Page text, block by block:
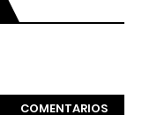
COMENTARIOS